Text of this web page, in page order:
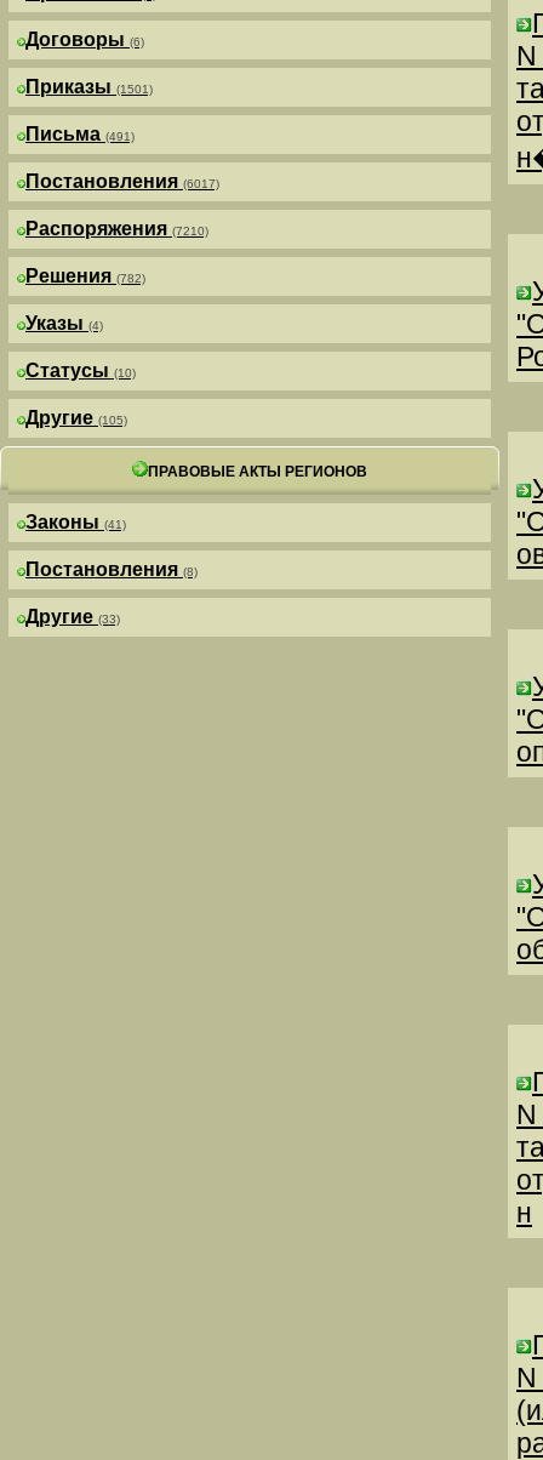
Договоры (6)
Приказы (1501)
Письма (491)
Постановления (6017)
Распоряжения (7210)
Решения (782)
Указы (4)
Статусы (10)
Другие (105)
ПРАВОВЫЕ АКТЫ РЕГИОНОВ
Законы (41)
Постановления (8)
Другие (33)
н